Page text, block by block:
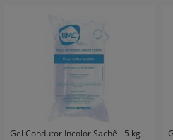
Gel Condutor Incolor Sachê - 5 kg -